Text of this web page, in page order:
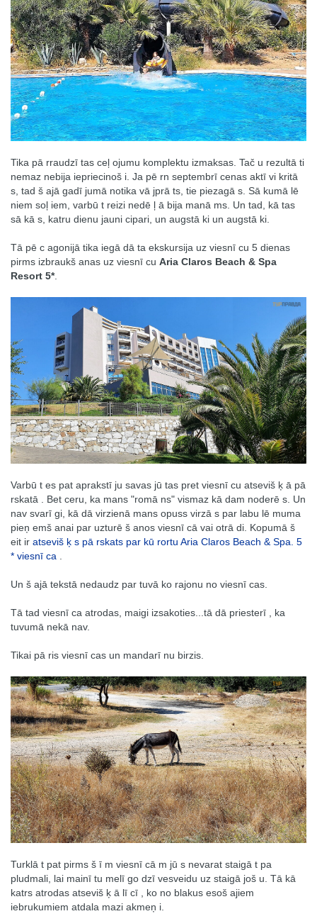
Tika pā rraudzī tas ceļ ojumu komplektu izmaksas. Tač u rezultā ti
nemaz nebija iepriecinoš i. Ja pē rn septembrī cenas aktī vi kritā
s, tad š ajā gadī jumā notika vā jprā ts, tie piezagā s. Sā kumā lē
niem soļ iem, varbū t reizi nedē ļ ā bija manā ms. Un tad, kā tas
sā kā s, katru dienu jauni cipari, un augstā ki un augstā ki.
Tā pē c agonijā tika iegā dā ta ekskursija uz viesnī cu 5 dienas
pirms izbraukš anas uz viesnī cu Aria Claros Beach & Spa
Resort 5*.
Varbū t es pat aprakstī ju savas jū tas pret viesnī cu atseviš ķ ā pā
rskatā . Bet ceru, ka mans "romā ns" vismaz kā dam noderē s. Un
nav svarī gi, kā dā virzienā mans opuss virzā s par labu lē muma
pieņ emš anai par uzturē š anos viesnī cā vai otrā di. Kopumā š
eit ir atseviš ķ s pā rskats par kū rortu Aria Claros Beach & Spa. 5
* viesnī ca
Un š ajā tekstā nedaudz par tuvā ko rajonu no viesnī cas.
Tā tad viesnī ca atrodas, maigi izsakoties...tā dā priesterī , ka
tuvumā nekā nav.
Tikai pā ris viesnī cas un mandarī nu birzis.
Turklā t pat pirms š ī m viesnī cā m jū s nevarat staigā t pa
pludmali, lai mainī tu melī go dzī vesveidu uz staigā još u. Tā kā
katrs atrodas atseviš ķ ā lī cī , ko no blakus esoš ajiem
iebrukumiem atdala mazi akmeņ i.